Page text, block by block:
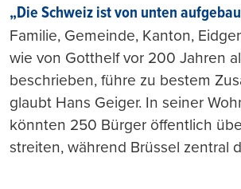
„Die Schweiz ist von unten
Familie, Gemeinde, Kanton,
wie von Gotthelf vor 200 Jahren
beschrieben, führe zu bestem
glaubt Hans Geiger. In seiner
könnten 250 Bürger öffentlich
streiten, während Brüssel zentral